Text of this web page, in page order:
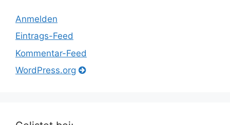
Anmelden
Eintrags-Feed
Kommentar-Feed
WordPress.org